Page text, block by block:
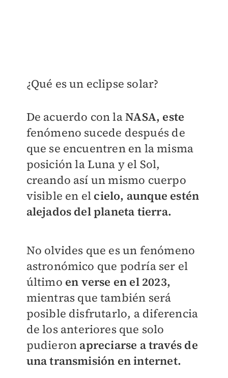
¿Qué es un eclipse solar?
De acuerdo con laNASA, este
fenómeno sucede después de
que se encuentren en la misma
posición la Luna y el Sol,
creando así un mismo cuerpo
visible en el cielo, aunque estén
alejados del planeta tierra.
No olvides que es un fenómeno
astronómico que podría ser el
último en verse en el 2023,
mientras que también será
posible disfrutarlo, a diferencia
de los anteriores que solo
pudieron apreciarse a través de
una transmisión en internet.